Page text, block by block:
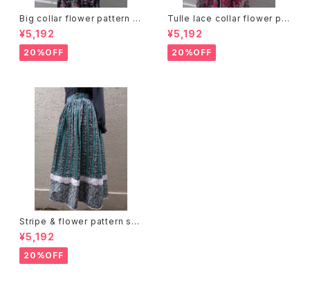
Big collar flower pattern dr
ess ビッグカラー 花柄 ワンピ
ース
¥5,192
20%OFF
Tulle lace collar flower pat
tern dress チュールレースカラ
ー 花柄 ワンピース
¥5,192
20%OFF
Stripe & flower pattern ski
rt ストライプ 花柄 スカート
¥5,192
20%OFF